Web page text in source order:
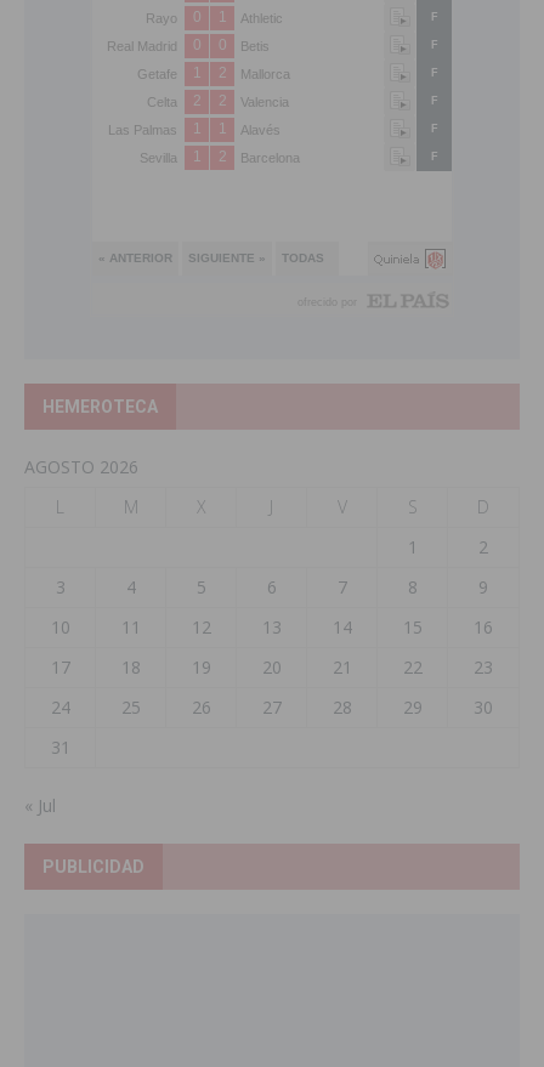
HEMEROTECA
AGOSTO 2026
L
M X J V S
D
1
2
3
4 5 6 7 8
9
10
11 12 13 14 15
16
17
18 19 20 21 22
23
24
25 26 27 28 29
30
31
« Jul
PUBLICIDAD